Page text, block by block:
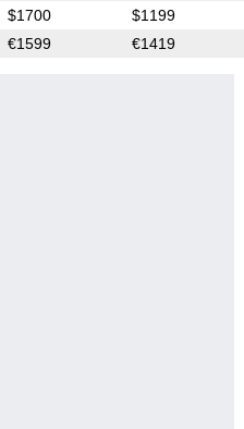
$1700 $1199
€1599 €1419